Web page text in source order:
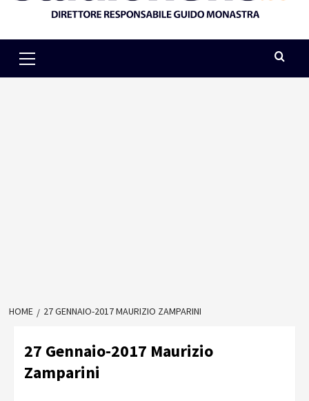
Menu
HOME 27 GENNAIO-2017 MAURIZIO ZAMPARINI
27 Gennaio-2017 Maurizio
Zamparini